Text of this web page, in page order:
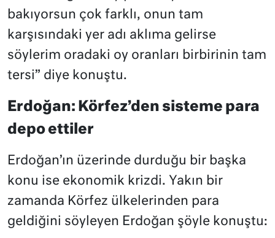
bakıyorsun çok farklı, onun tam
karşısındaki yer adı aklıma gelirse
söylerim oradaki oy oranları birbirinin tam
tersi” diye konuştu.
Erdoğan: Körfez’den sisteme para
depo ettiler
Erdoğan’ın üzerinde durduğu bir başka
konu ise ekonomik krizdi. Yakın bir
zamanda Körfez ülkelerinden para
geldiğini söyleyen Erdoğan şöyle konuştu: